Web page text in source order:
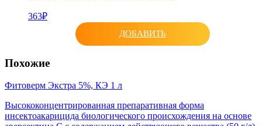
363₽
ДОБАВИТЬ
Похожие
Фитоверм Экстра 5%, КЭ 1 л
Высококонцентрированная препаративная форма
инсектоакарицида биологического происхождения на основе